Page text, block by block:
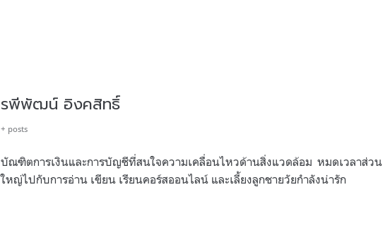
รพีพัฒน์ อิงคสิทธิ์
+ posts
บัณฑิตการเงินและการบัญชีที่สนใจความเคลื่อนไหวด้านสิ่งแวดล้อม หมดเวลาส่วน
ใหญ่ไปกับการอ่าน เขียน เรียนคอร์สออนไลน์ และเลี้ยงลูกชายวัยกำลังน่ารัก